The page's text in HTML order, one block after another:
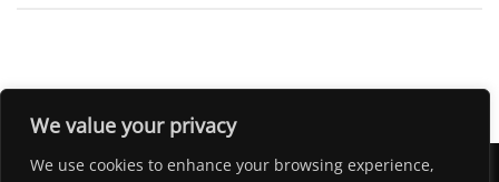
We value your privacy
We use cookies to enhance your browsing experience,